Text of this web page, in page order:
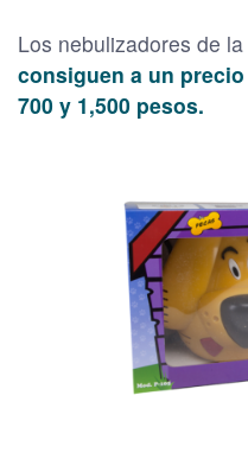
Los nebulizadores de
consiguen a un
700 y 1,500 pesos.